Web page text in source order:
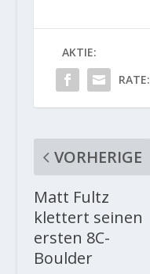
AKTIE:
RATE:
VORHERIGE
Matt Fultz
klettert seinen
ersten 8C-
Boulder